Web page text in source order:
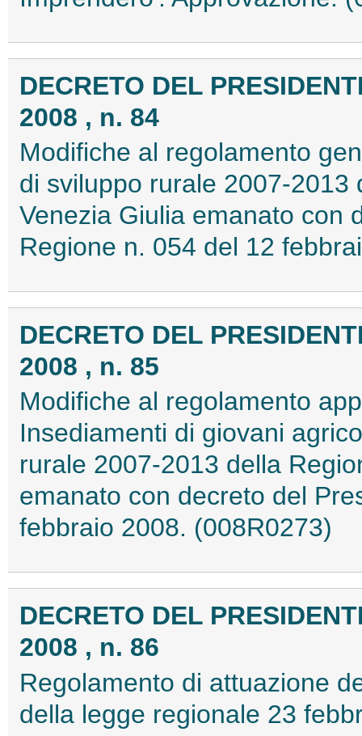
DECRETO DEL
2008 , n. 84
Modifiche al regolamento
di sviluppo rurale 2007-
Venezia Giulia emanato con
Regione n. 054 del 12
DECRETO DEL
2008 , n. 85
Modifiche al regolamento
Insediamenti di giovani
rurale 2007-2013 della
emanato con decreto del
febbraio 2008. (008R0273)
DECRETO DEL
2008 , n. 86
Regolamento di attuazione
della legge regionale 23